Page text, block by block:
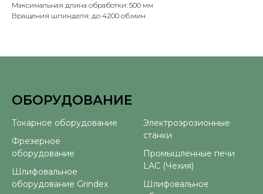
Максимальная длина обработки: 500 мм
Вращения шпинделя: до 4200 об.мин
ОБОРУДОВАНИЕ
Токарное оборудование
Фрезерное
оборудование
Шлифовальное
оборудование Grindex
Электроэрозионные
станки
Промышленные печи
LAC (Чехия)
Шлифовальное